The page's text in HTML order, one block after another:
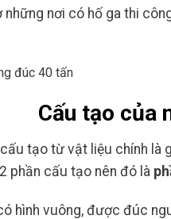
những nơi có hố ga thi
Cấu tạo của
tạo từ vật liệu chính là
phần cấu tạo nên đó là
hình vuông, được đúc